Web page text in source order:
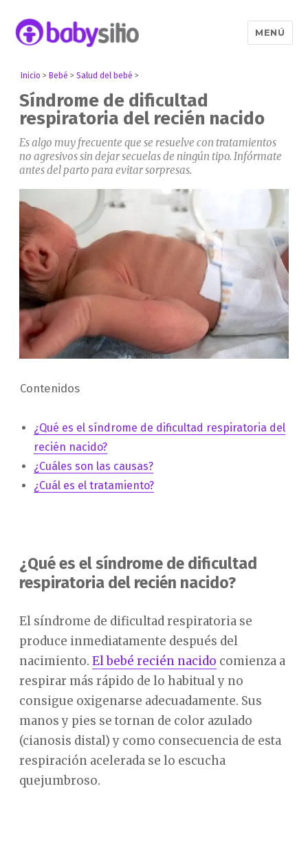
MENÚ
Inicio > Bebé >Salud del bebé >
Síndrome de dificultad
respiratoria del recién nacido
Es algo muy frecuente que se resuelve con tratamientos
no agresivos sin dejar secuelas de ningún tipo. Infórmate
antes del parto para evitar sorpresas.
Contenidos
¿Qué es el síndrome de dificultad respiratoria del
recién nacido?
¿Cuáles son las causas?
¿Cuál es el tratamiento?
¿Qué es el síndrome de dificultad
respiratoria del recién nacido?
El síndrome de dificultad respiratoria se
produce inmediatamente después del
nacimiento. El bebé recién nacido comienza a
respirar más rápido de lo habitual y no
consigue oxigenarse adecuadamente. Sus
manos y pies se tornan de color azulado
(cianosis distal) y como consecuencia de esta
respiración acelerada se lo escucha
quejumbroso.